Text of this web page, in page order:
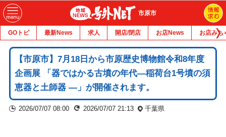
市原市
GOトピ 最新News 求人 開店/閉店 お店News お店みち
【市原市】7月18日から市原歴史博物館令和8年度
企画展 「器ではかる古墳の年代―稲荷台1号墳の須
恵器と土師器 ―」が開催されます。
2026/07/07 08:00 2026/07/07 21:13 千葉県